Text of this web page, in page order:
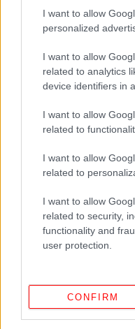
I want to allow
personalized
I want to allow
related to analytics
device identifiers in
I want to allow
related to
I want to allow
related to
I want to allow
related to security,
functionality and
user protection.
CONFIRM
Δείτε όλες τις τελευταίες
ΔΙΑΒΑΣΤΕ ΠΕΡΙΣΣΟΤΕΡΑ